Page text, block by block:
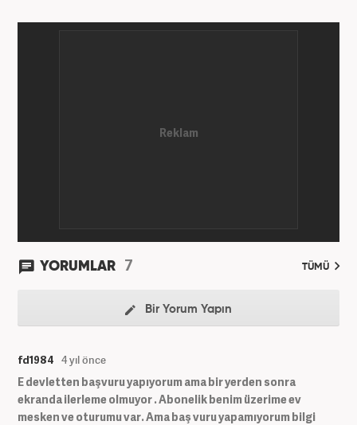
YORUMLAR 7 TÜMÜ
Bir Yorum Yapın
fd1984 4 yıl önce
E devletten başvuru yapıyorum ama bir yerden sonra
ekranda ilerleme olmuyor . Abonelik benim üzerime ev
mesken ve oturumu var. Ama baş vuru yapamıyorum bilgi